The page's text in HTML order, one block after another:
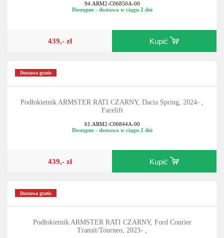
94.ARM2-C06850A-00
Dostępne - dostawa w ciągu 2 dni
439,- zł Kupić
Dostawa gratis
Podłokietnik ARMSTER RATI CZARNY, Dacia Spring, 2024- ,
Facelift
61.ARM2-C06844A-00
Dostępne - dostawa w ciągu 2 dni
439,- zł Kupić
Dostawa gratis
Podłokietnik ARMSTER RATI CZARNY, Ford Courier
Transit/Tourneo, 2023- ,